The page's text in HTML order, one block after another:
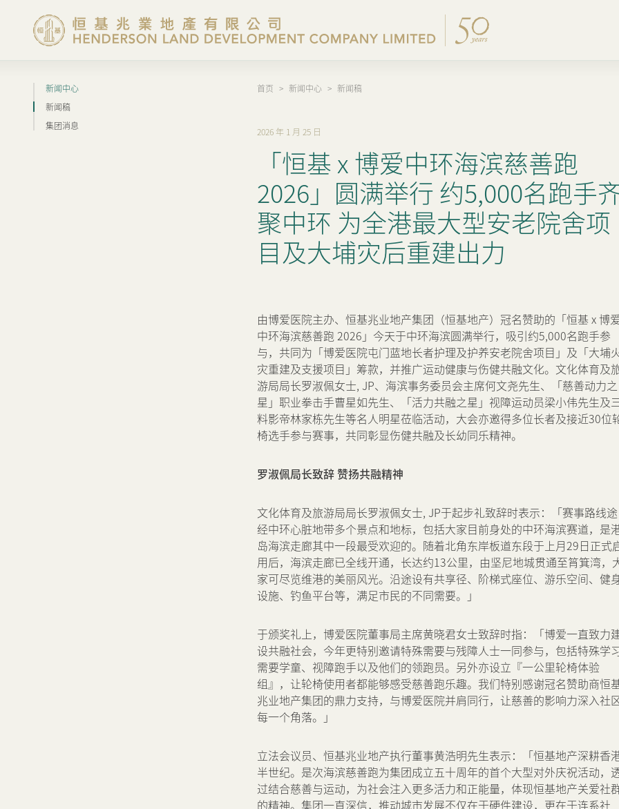
我们的创办人
我们的管理层
50周年
香港业务
内地业务
物业相关业务
奖项及荣誉
公司短片
中期报告/年报及可持续
业绩简报
以电子方式发布公司通讯
公司资料
证券变动报表
香港出租物业
出租物业总表
过去主要发展项目
新闻中心
新闻稿
集团消息
首页 > 新闻中心 > 新闻稿
2026 年 1 月 25 日
「恒基 x 博爱中环海滨慈善跑
2026」圆满举行 约5,000名跑手
聚中环 为全港最大型安老院舍项
目及大埔灾后重建出力
由博爱医院主办、恒基兆业地产集团（恒基地产）冠名赞助的「恒基 x 博
中环海滨慈善跑 2026」今天于中环海滨圆满举行，吸引约5,000名跑手参
与，共同为「博爱医院屯门蓝地长者护理及护养安老院舍项目」及「大埔
灾重建及支援项目」筹款，并推广运动健康与伤健共融文化。文化体育及
游局局长罗淑佩女士, JP、海滨事务委员会主席何文尧先生、「慈善动力之
星」职业拳击手曹星如先生、「活力共融之星」视障运动员梁小伟先生及
料影帝林家栋先生等名人明星莅临活动，大会亦邀得多位长者及接近30位
椅选手参与赛事，共同彰显伤健共融及长幼同乐精神。
罗淑佩局长致辞 赞扬共融精神
文化体育及旅游局局长罗淑佩女士, JP于起步礼致辞时表示：「赛事路线途
经中环心脏地带多个景点和地标，包括大家目前身处的中环海滨赛道，是
岛海滨走廊其中一段最受欢迎的。随着北角东岸板道东段于上月29日正式
用后，海滨走廊已全线开通，长达约13公里，由坚尼地城贯通至筲箕湾，
家可尽览维港的美丽风光。沿途设有共享径、阶梯式座位、游乐空间、健
设施、钓鱼平台等，满足市民的不同需要。」
于颁奖礼上，博爱医院董事局主席黄晓君女士致辞时指：「博爱一直致力
设共融社会，今年更特别邀请特殊需要与残障人士一同参与，包括特殊学
需要学童、视障跑手以及他们的领跑员。另外亦设立『一公里轮椅体验
组』，让轮椅使用者都能够感受慈善跑乐趣。我们特别感谢冠名赞助商恒
兆业地产集团的鼎力支持，与博爱医院并肩同行，让慈善的影响力深入社
每一个角落。」
立法会议员、恒基兆业地产执行董事黄浩明先生表示：「恒基地产深耕香
半世纪。是次海滨慈善跑为集团成立五十周年的首个大型对外庆祝活动，
过结合慈善与运动，为社会注入更多活力和正能量，体现恒基地产关爱社
的精神。集团一直深信，推动城市发展不仅在于硬件建设，更在于连系社